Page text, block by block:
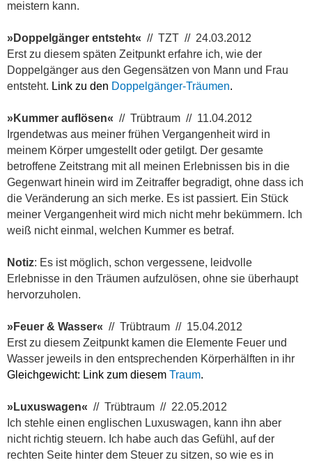
meistern kann.
»Doppelgänger entsteht« // TZT // 24.03.2012
Erst zu diesem späten Zeitpunkt erfahre ich, wie der
Doppelgänger aus den Gegensätzen von Mann und Frau
entsteht. Link zu den Doppelgänger-Träumen.
»Kummer auflösen« // Trübtraum // 11.04.2012
Irgendetwas aus meiner frühen Vergangenheit wird in
meinem Körper umgestellt oder getilgt. Der gesamte
betroffene Zeitstrang mit all meinen Erlebnissen bis in die
Gegenwart hinein wird im Zeitraffer begradigt, ohne dass ich
die Veränderung an sich merke. Es ist passiert. Ein Stück
meiner Vergangenheit wird mich nicht mehr bekümmern. Ich
weiß nicht einmal, welchen Kummer es betraf.
Notiz: Es ist möglich, schon vergessene, leidvolle
Erlebnisse in den Träumen aufzulösen, ohne sie überhaupt
hervorzuholen.
»Feuer & Wasser« // Trübtraum // 15.04.2012
Erst zu diesem Zeitpunkt kamen die Elemente Feuer und
Wasser jeweils in den entsprechenden Körperhälften in ihr
Gleichgewicht: Link zum diesem Traum.
»Luxuswagen« // Trübtraum // 22.05.2012
Ich stehle einen englischen Luxuswagen, kann ihn aber
nicht richtig steuern. Ich habe auch das Gefühl, auf der
rechten Seite hinter dem Steuer zu sitzen, so wie es in